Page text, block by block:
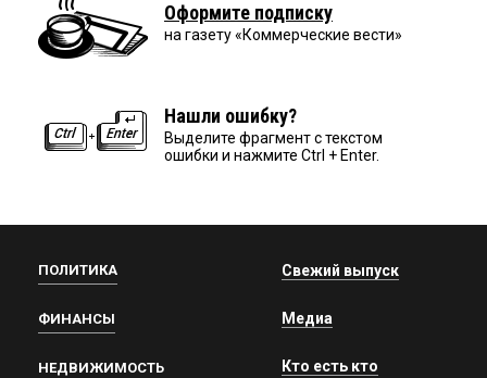
Оформите подписку
на газету «Коммерческие вести»
Нашли ошибку?
Выделите фрагмент с текстом
ошибки и нажмите Ctrl + Enter.
ПОЛИТИКА
ФИНАНСЫ
НЕДВИЖИМОСТЬ
Свежий выпуск
Медиа
Кто есть кто